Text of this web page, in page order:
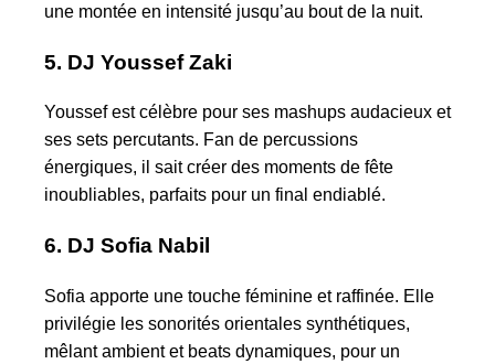
une montée en intensité jusqu’au bout de la nuit.
5. DJ Youssef Zaki
Youssef est célèbre pour ses mashups audacieux et
ses sets percutants. Fan de percussions
énergiques, il sait créer des moments de fête
inoubliables, parfaits pour un final endiablé.
6. DJ Sofia Nabil
Sofia apporte une touche féminine et raffinée. Elle
privilégie les sonorités orientales synthétiques,
mêlant ambient et beats dynamiques, pour un